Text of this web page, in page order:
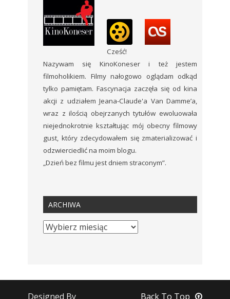
Cześć!
Nazywam się KinoKoneser i też jestem
filmoholikiem. Filmy nałogowo oglądam odkąd
tylko pamiętam. Fascynacja zaczęła się od kina
akcji z udziałem Jeana-Claude'a Van Damme’a,
wraz z ilością obejrzanych tytułów ewoluowała
niejednokrotnie kształtując mój obecny filmowy
gust, który zdecydowałem się zmaterializować i
odzwierciedlić na moim blogu.
„Dzień bez filmu jest dniem straconym”.
ARCHIWA
Designed By Back To Top